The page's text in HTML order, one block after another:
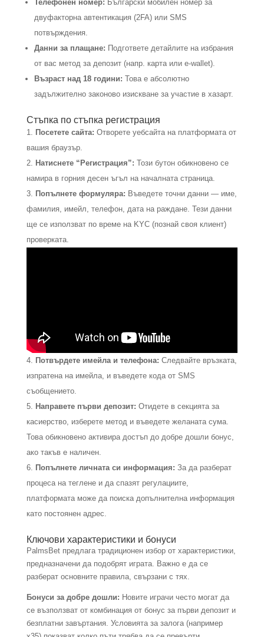
Телефонен номер: Български мобилен номер за
двуфакторна автентикация (2FA) или SMS
потвърждения.
Данни за плащане: Подгответе детайлите на избрания
от вас метод за депозит (напр. карта или e-wallet).
Възраст над 18 години: Това е абсолютно
задължително законово изискване за участие в хазарт.
Стъпка по стъпка регистрация
Посетете сайта: Отворете уебсайта на платформата от
вашия браузър.
Натиснете “Регистрация”: Този бутон обикновено се
намира в горния десен ъгъл на началната страница.
Попълнете формуляра: Въведете точни данни — име,
фамилия, имейл, телефон, дата на раждане. Тези данни
ще се използват по време на KYC (познай своя клиент)
проверката.
Потвърдете имейла и телефона: Следвайте връзката,
изпратена на имейла, и въведете кода от SMS
съобщението.
Направете първи депозит: Отидете в секцията за
касиерство, изберете метод и въведете желаната сума.
Това обикновено активира достъп до добре дошли бонус,
ако такъв е наличен.
Попълнете личната си информация: За да разберат
процеса на теглене и да спазят регулациите,
платформата може да поиска допълнителна информация
като постоянен адрес.
Ключови характеристики и бонуси
PalmsBet предлага традиционен избор от характеристики,
предназначени да подобрят играта. Важно е да се
разберат основните правила, свързани с тях.
Бонуси за добре дошли: Новите играчи често могат да
се възползват от комбинация от бонус за първи депозит и
безплатни завъртания. Условията за залога (например